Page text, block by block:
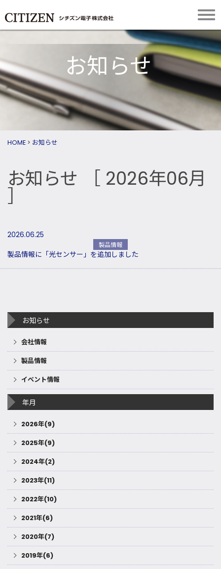
お知らせ
HOME > お知らせ
お知らせ ［ 2026年06月
］
2026.06.25
製品情報
製品情報に「光センサー」を追加しました
お知らせ
会社情報
製品情報
イベント情報
年月
2026年(9)
2025年(9)
2024年(2)
2023年(11)
2022年(10)
2021年(6)
2020年(7)
2019年(6)